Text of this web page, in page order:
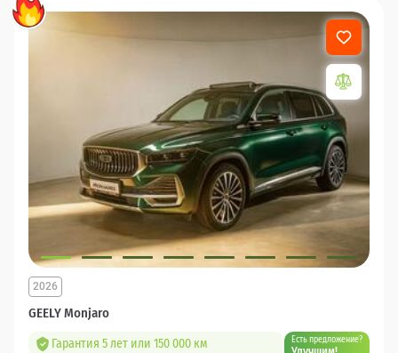
GEELY Monjaro
2026
Гарантия 5 лет или 150 000 км Есть предложение?